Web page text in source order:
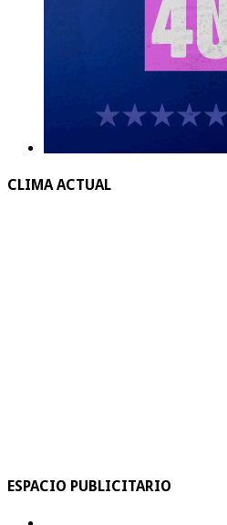
CLIMA ACTUAL
ESPACIO PUBLICITARIO